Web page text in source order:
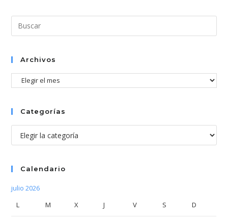
el
Archivos
Archivos
Categorías
Categorías
Calendario
julio 2026
L
M X J V S D